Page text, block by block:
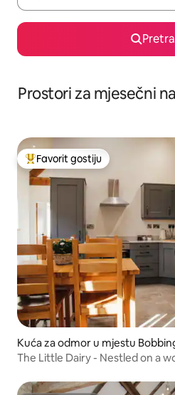
Prostori za mjesečni
Glavni favorit gostiju
Favorit gostiju
Kuća za odmor u mjestu
The Little Dairy - Nestled